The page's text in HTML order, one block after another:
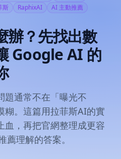
斯 RaphixAI
AI 主動推薦
辦？先找出數
Google AI 的
題通常不在「曝光不
糊。這篇用拉菲斯AI的實
血，再把官網整理成更容
理解的答案。